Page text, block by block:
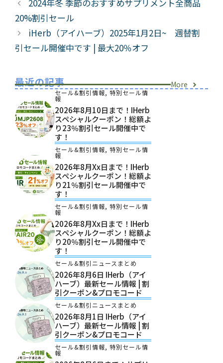
リ
ー
2024年冬 季節のおすすめサプリメント全商品
20%割引セール
iHerb（アイハーブ）2025年1月2日~ 週替割
引セール開催中です | 最大20％オフ
最近の記事 More
セール&割引情報, 特別セール情
報
2026年8月10日まで！iHerb
スペシャルクーポン！総額よ
り23％割引セール開催中で
す！
セール&割引情報, 特別セール情
報
2026年8月xx日まで！iHerb
スペシャルクーポン！総額よ
り21％割引セール開催中で
す！
セール&割引情報, 特別セール情
報
2026年8月xx日まで！iHerb
スペシャルクーポン！総額よ
り20％割引セール開催中で
す！
セール&割引ニュースまとめ
2026年8月6日 IHerb（アイ
ハーブ）最新セール情報 | 割
引クーポン&プロモコード
セール&割引ニュースまとめ
2026年8月1日 IHerb（アイ
ハーブ）最新セール情報 | 割
引クーポン&プロモコード
セール&割引情報, 特別セール情
報